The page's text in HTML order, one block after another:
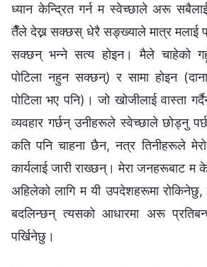
ध्यान केन्द्रित गर्न म स्वेच्छाले अरू
तैँले देख्न सक्छस् धेरै सङ्ख्याले मात्र मलाई
सक्छन् भन्‍ने सत्य होइन। मैले चाहेको गहूँ
पोटिला नहुन सक्छन्) र सामा होइन
पोटिला भए पनि)। जो खोजीलाई वास्ता
व्यवहार गर्छन् उनीहरूले स्वेच्छाले छोड्नु
कति पनि चाहना छैन, नत्र तिनीहरूले मेरो
कार्यलाई जारी राख्छन्। मेरा जनहरूबाट म
अहिलेको लागि म यी उपदेशहरूमा रोकिनेछु,
बदलिन्छन् त्यसको आधारमा अरू
पर्खिनेछु।